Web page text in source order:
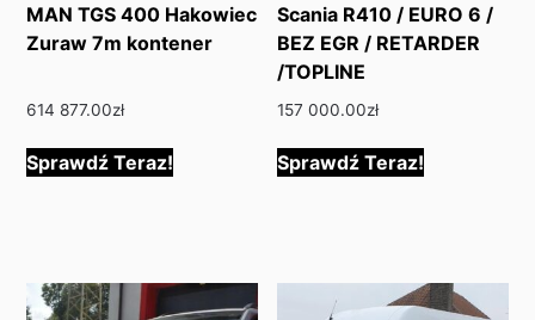
MAN TGS 400 Hakowiec
Zuraw 7m kontener
614 877.00zł
Sprawdź Teraz!
Scania R410 / EURO 6 /
BEZ EGR / RETARDER
/TOPLINE
157 000.00zł
Sprawdź Teraz!